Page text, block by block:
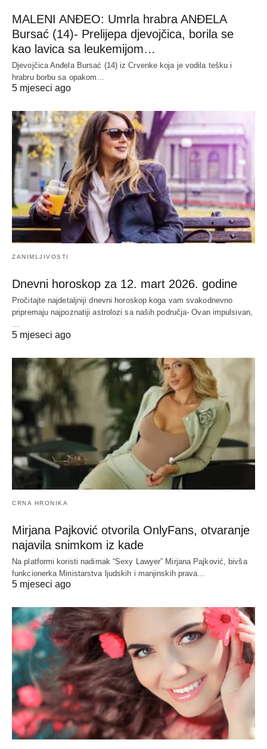
MALENI ANĐEO: Umrla hrabra ANĐELA
Bursać (14)- Prelijepa djevojčica, borila se
kao lavica sa leukemijom…
Djevojčica Anđela Bursać (14) iz Crvenke koja je vodila tešku i
hrabru borbu sa opakom…
5 mjeseci ago
ZANIMLJIVOSTI
Dnevni horoskop za 12. mart 2026. godine
Pročitajte najdetaljniji dnevni horoskop koga vam svakodnevno
pripremaju najpoznatiji astrolozi sa naših područja- Ovan impulsivan,
5 mjeseci ago
CRNA HRONIKA
Mirjana Pajković otvorila OnlyFans, otvaranje
najavila snimkom iz kade
Na platformi koristi nadimak “Sexy Lawyer” Mirjana Pajković, bivša
funkcionerka Ministarstva ljudskih i manjinskih prava…
5 mjeseci ago